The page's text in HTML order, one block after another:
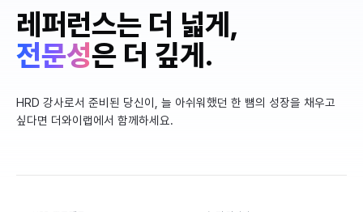
Culture
Mission
러니즈
레퍼런스는 더 넓게,
전문성은 더 깊게.
HRD 강사로서 준비된 당신이, 늘 아쉬워했던 한 뼘의 성장을 채우고
싶다면 더와이랩에서 함께하세요.